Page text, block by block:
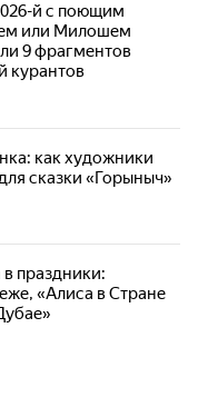
й с поющим
или Милошем
9 фрагментов
курантов
как художники
сказки «Горыныч»
праздники:
«Алиса в Стране